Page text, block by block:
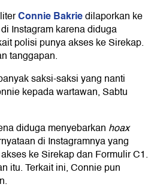
Connie Bakriedilaporkan ke
Instagram karena diduga
polisi punya akses ke Sirekap.
tanggapan.
saksi-saksi yang nanti
kepada wartawan, Sabtu
diduga menyebarkan hoax
di Instagramnya yang
ke Sirekap dan Formulir C1.
itu. Terkait ini, Connie pun